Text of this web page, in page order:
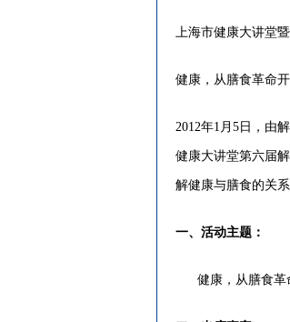
上海市健康大讲堂
健康，从膳食革命
2012年1月5日，由
健康大讲堂第六届
解健康与膳食的关系
一、活动主题：
健康，从膳食革